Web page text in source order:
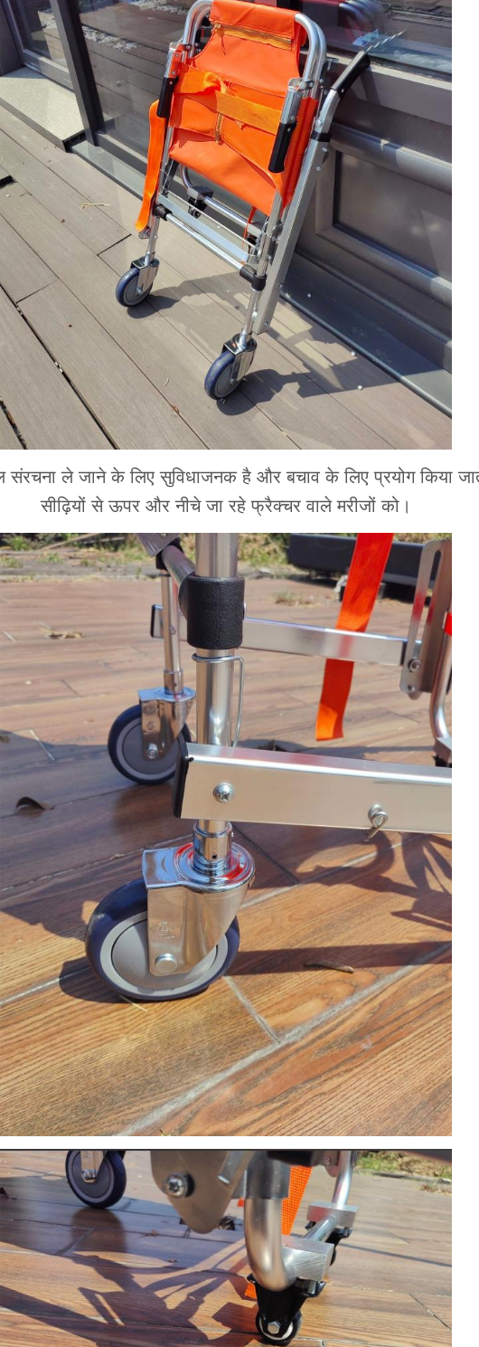
संरचना ले जाने के लिए सुविधाजनक है और बचाव के लिए प्रयोग किया
सीढ़ियों से ऊपर और नीचे जा रहे फ्रैक्चर वाले मरीजों को।